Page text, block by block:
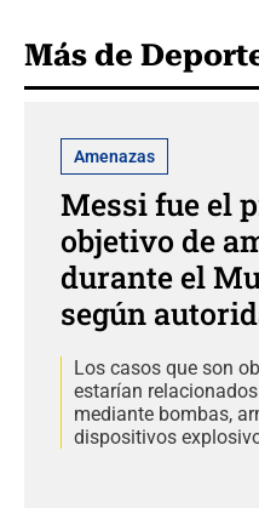
Más de
Amenazas
Messi fue el
objetivo de
durante el
según
Los casos que son
estarían
mediante bombas,
dispositivos